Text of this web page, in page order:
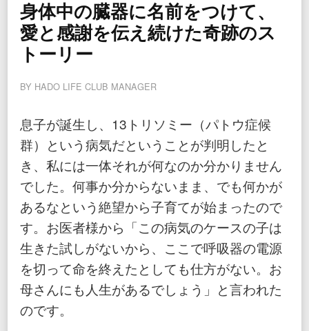
身体中の臓器に名前をつけて、
愛と感謝を伝え続けた奇跡のス
トーリー
BY HADO LIFE CLUB MANAGER
息子が誕生し、13トリソミー（パトウ症候
群）という病気だということが判明したと
き、私には一体それが何なのか分かりません
でした。何事か分からないまま、でも何かが
あるなという絶望から子育てが始まったので
す。お医者様から「この病気のケースの子は
生きた試しがないから、ここで呼吸器の電源
を切って命を終えたとしても仕方がない。お
母さんにも人生があるでしょう」と言われた
のです。